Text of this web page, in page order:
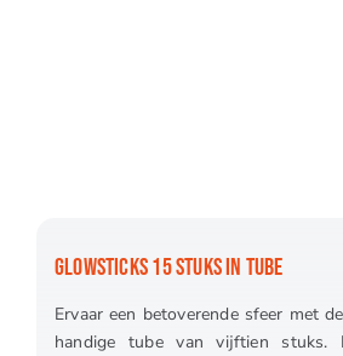
GLOWSTICKS 15 STUKS IN TUBE
Ervaar een betoverende sfeer met
handige tube van vijftien stuks.